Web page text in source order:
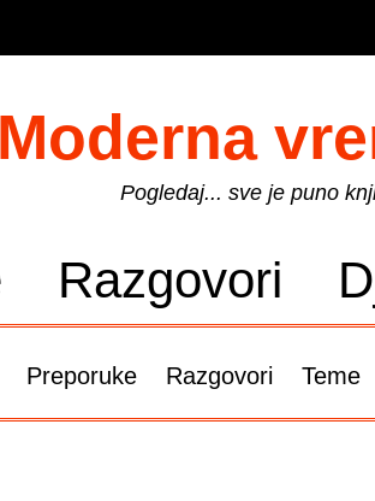
Moderna
Pogledaj... sve je puno
Razgovori
Preporuke Razgovori Teme